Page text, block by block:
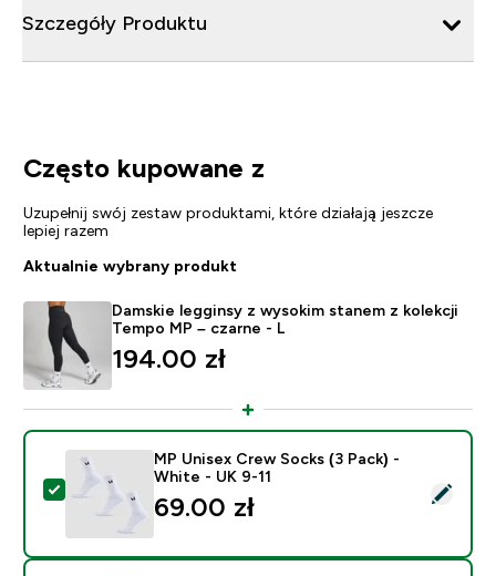
Szczegóły Produktu
Często kupowane z
Uzupełnij swój zestaw produktami, które działają jeszcze
lepiej razem
Aktualnie wybrany produkt
Damskie legginsy z wysokim stanem z kolekcji
Tempo MP – czarne - L
194.00 zł‎
Wybierz ten produkt - MP Unisex Crew Socks (3
MP Unisex Crew Socks (3 Pack) -
White - UK 9-11
69.00 zł‎